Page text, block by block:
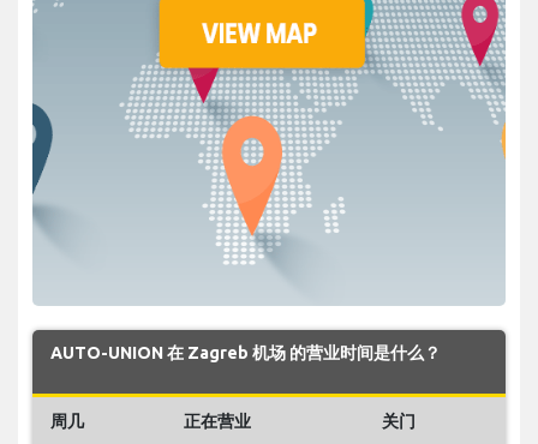
AUTO-UNION 在 Zagreb 机场 的营业时间是什么？
周几 正在营业 关门